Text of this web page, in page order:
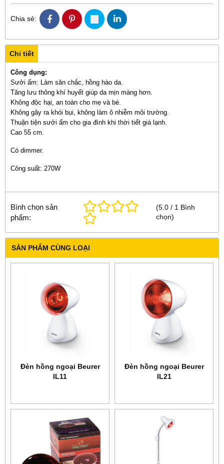
Chia sẻ:
Chi tiết
Công dụng:
Sưởi ấm: Làm săn chắc, hồng hào da.
Tăng lưu thông khí huyết giúp da mịn màng hơn.
Không độc hại, an toàn cho mẹ và bé.
Không gây ra khói bụi, không làm ô nhiễm môi trường.
Thuận tiện sưởi ấm cho gia đình khi thời tiết giá lạnh.
Cao 55 cm.
Có dimmer.
Công suất: 270W
Bình chọn sản
phẩm:
(5.0 / 1 Bình
chọn)
SẢN PHẨM CÙNG LOẠI
Ðèn hồng ngoại Beurer
IL11
Ðèn hồng ngoại Beurer
IL21